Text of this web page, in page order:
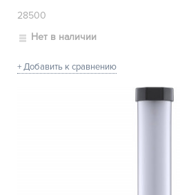
28500
Нет в наличии
+ Добавить к сравнению